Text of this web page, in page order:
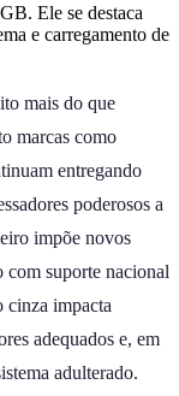
Ele se destaca
e carregamento de
mais do que
marcas como
entregando
poderosos a
impõe novos
suporte nacional
cinza impacta
adequados e, em
adulterado.